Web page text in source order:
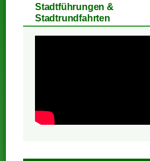
Stadtführungen &
Stadtrundfahrten